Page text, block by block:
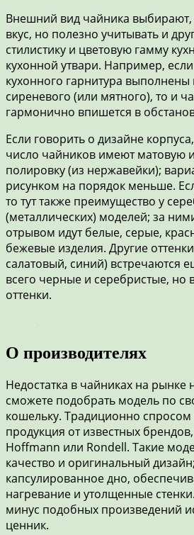
Внешний вид чайника выбирают,
вкус, но полезно учитывать и
стилистику и цветовую гамму
кухонной утвари. Например,
кухонного гарнитура выполнены
сиреневого (или мятного), то и
гармонично впишется в
Если говорить о дизайне
число чайников имеют матовую
полировку (из нержавейки);
рисунком на порядок меньше.
то тут также преимущество у
(металлических) моделей; за
отрывом идут белые, серые,
бежевые изделия. Другие
салатовый, синий) встречаются
всего черные и серебристые, но
оттенки.
О производителях
Недостатка в чайниках на рынке
сможете подобрать модель по
кошельку. Традиционно спросом
продукция от известных
Hoffmann или Rondell. Такие
качество и оригинальный
капсулированное дно,
нагревание и утолщенные
минус подобных произведений
ценник.